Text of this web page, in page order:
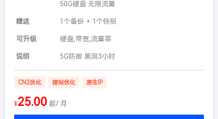
50G硬盘 无限流量
赠送 1个备份 + 1个快照
可升级 硬盘,带宽,流量等
说明 5G防御 黑洞3小时
CN2优化 建站优化 原生IP
¥25.00 起/ 月